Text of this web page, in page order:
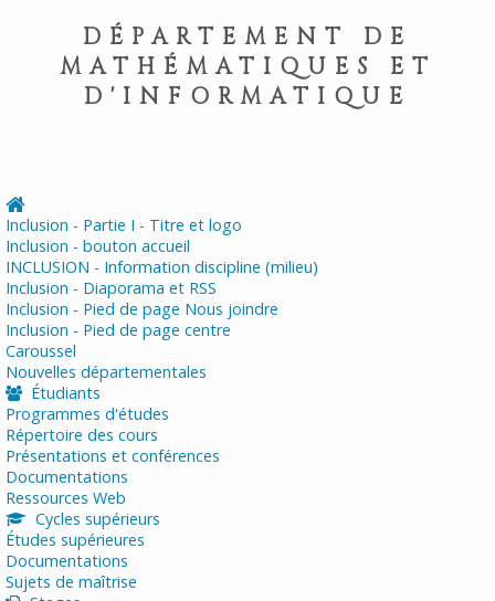
DÉPARTEMENT DE
MATHÉMATIQUES ET
D'INFORMATIQUE
Inclusion - Partie I - Titre et logo
Inclusion - bouton accueil
INCLUSION - Information discipline (milieu)
Inclusion - Diaporama et RSS
Inclusion - Pied de page Nous joindre
Inclusion - Pied de page centre
Caroussel
Nouvelles départementales
Étudiants
Programmes d'études
Répertoire des cours
Présentations et conférences
Documentations
Ressources Web
Cycles supérieurs
Études supérieures
Documentations
Sujets de maîtrise